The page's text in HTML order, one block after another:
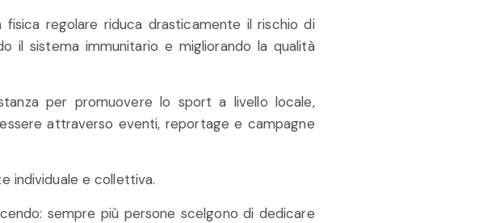
regolare riduca drasticamente il rischio di
il sistema immunitario e migliorando la qualità
per promuovere lo sport a livello locale,
attraverso eventi, reportage e campagne
individuale e collettiva.
sempre più persone scelgono di dedicare